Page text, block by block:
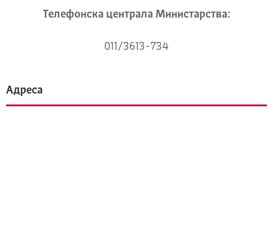
Телeфонска централа Mинистарства:
011/3613-734
Адреса